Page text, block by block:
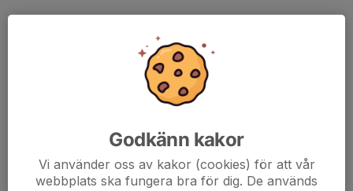
Godkänn kakor
Vi använder oss av kakor (cookies) för att vår
webbplats ska fungera bra för dig. De används